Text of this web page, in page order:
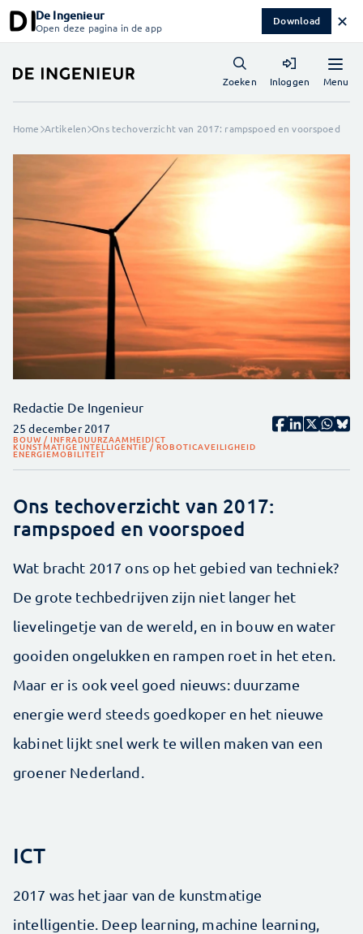
De Ingenieur
Open deze pagina in de app Download ✕
Menu
Zoeken Inloggen
Home Artikelen Ons techoverzicht van 2017: rampspoed en voorspoed
Redactie De Ingenieur
25 december 2017
BOUW / INFRADUURZAAMHEIDICT
KUNSTMATIGE INTELLIGENTIE / ROBOTICAVEILIGHEID
ENERGIEMOBILITEIT
Ons techoverzicht van 2017:
rampspoed en voorspoed
Wat bracht 2017 ons op het gebied van techniek?
De grote techbedrijven zijn niet langer het
lievelingetje van de wereld, en in bouw en water
gooiden ongelukken en rampen roet in het eten.
Maar er is ook veel goed nieuws: duurzame
energie werd steeds goedkoper en het nieuwe
kabinet lijkt snel werk te willen maken van een
groener Nederland.
ICT
2017 was het jaar van de kunstmatige
intelligentie. Deep learning, machine learning,